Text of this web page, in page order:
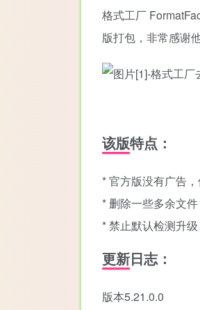
格式工厂
版打包，非常感谢
该版特点：
* 官方版没有广告
* 删除一些多余文
* 禁止默认检测升
更新日志：
版本5.21.0.0